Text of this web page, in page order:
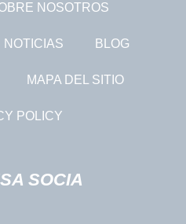
NOSOTROS
NOTICIAS BLOG
MAPA DEL SITIO
POLICY
SOCIA